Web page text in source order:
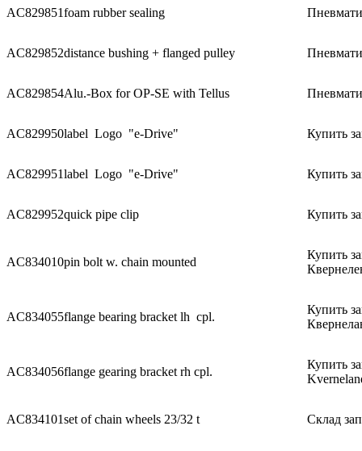
AC829851foam rubber sealing
AC829852distance bushing + flanged pulley
AC829854Alu.-Box for OP-SE with Tellus
AC829950label Logo "e-Drive" Купить
AC829951label Logo "e-Drive" Купить
AC829952quick pipe clip Купить
AC834010pin bolt w. chain mounted
Купить
AC834055flange bearing bracket lh cpl.
Купить
AC834056flange gearing bracket rh cpl.
Купить
AC834101set of chain wheels 23/32 t Склад